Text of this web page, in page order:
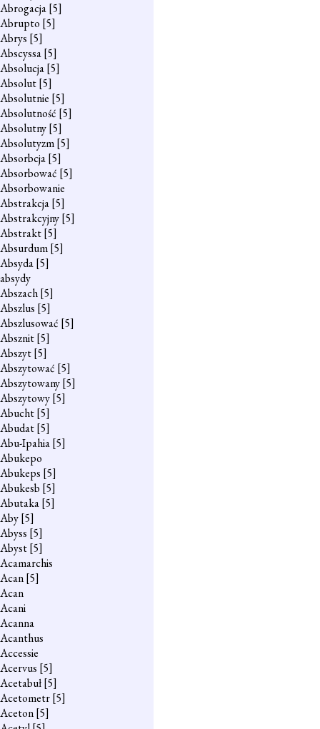
Abrogacja[5]
Abrupto [5]
Abrys [5]
Abscyssa[5]
Absolucja[5]
Absolut[5]
Absolutnie [5]
Absolutność [5]
Absolutny[5]
Absolutyzm[5]
Absorbcja[5]
Absorbować [5]
Absorbowanie
Abstrakcja[5]
Abstrakcyjny[5]
Abstrakt[5]
Absurdum[5]
Absyda[5]
absydy
Abszach[5]
Abszlus [5]
Abszlusować [5]
Absznit[5]
Abszyt[5]
Abszytować [5]
Abszytowany[5]
Abszytowy[5]
Abucht[5]
Abudat[5]
Abu-Ipahia[5]
Abukepo
Abukeps [5]
Abukesb [5]
Abutaka[5]
Aby[5]
Abyss [5]
Abyst[5]
Acamarchis
Acan[5]
Acan
Acani
Acanna
Acanthus
Accessie
Acervus [5]
Acetabuł[5]
Acetometr[5]
Aceton[5]